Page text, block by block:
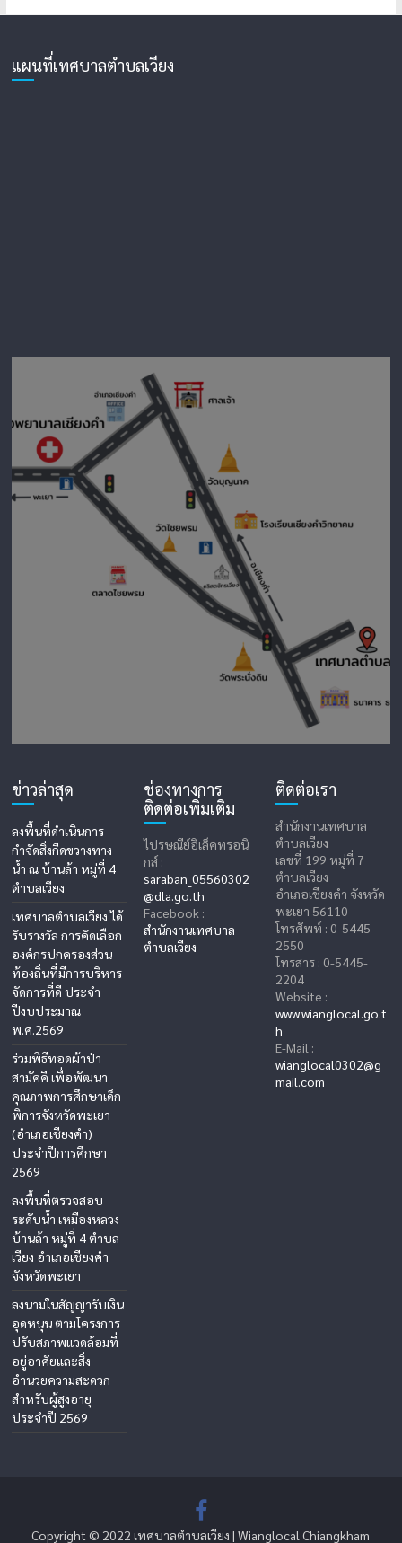
แผนที่เทศบาลตำบลเวียง
ข่าวล่าสุด
ลงพื้นที่ดำเนินการ
กำจัดสิ่งกีดขวางทาง
น้ำ ณ บ้านล้า หมู่ที่ 4
ตำบลเวียง
เทศบาลตำบลเวียง ได้
รับรางวัล การคัดเลือก
องค์กรปกครองส่วน
ท้องถิ่นที่มีการบริหาร
จัดการที่ดี ประจำ
ปีงบประมาณ
พ.ศ.2569
ร่วมพิธีทอดผ้าป่า
สามัคคี เพื่อพัฒนา
คุณภาพการศึกษาเด็ก
พิการจังหวัดพะเยา
(อำเภอเชียงคำ)
ประจำปีการศึกษา
2569
ลงพื้นที่ตรวจสอบ
ระดับน้ำ เหมืองหลวง
บ้านล้า หมู่ที่ 4 ตำบล
เวียง อำเภอเชียงคำ
จังหวัดพะเยา
ลงนามในสัญญารับเงิน
อุดหนุน ตามโครงการ
ปรับสภาพแวดล้อมที่
อยู่อาศัยและสิ่ง
อำนวยความสะดวก
สำหรับผู้สูงอายุ
ประจำปี 2569
ช่องทางการ
ติดต่อเพิ่มเติม
ไปรษณีย์อิเล็คทรอนิ
กส์ :
saraban_05560302
@dla.go.th
Facebook :
สำนักงานเทศบาล
ตำบลเวียง
ติดต่อเรา
สำนักงานเทศบาล
ตำบลเวียง
เลขที่ 199 หมู่ที่ 7
ตำบลเวียง
อำเภอเชียงคำ จังหวัด
พะเยา 56110
โทรศัพท์ : 0-5445-
2550
โทรสาร : 0-5445-
2204
Website :
www.wianglocal.go.t
h
E-Mail :
wianglocal0302@g
mail.com
Copyright © 2022 เทศบาลตำบลเวียง | Wianglocal Chiangkham